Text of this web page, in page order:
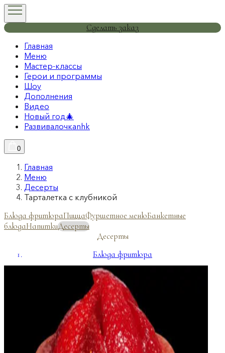
Сделать заказ
Главная
Меню
Мастер-классы
Герои и программы
Шоу
Дополнения
Видео
Новый год🎄
Развивалочкаnhk
0
Главная
Меню
Десерты
Тарталетка с клубникой
Блюда фритюраПиццаФуршетное менюБанкетные
блюдаНапиткиДесерты
Десерты
Блюда фритюра
Пицца
Фуршетное меню